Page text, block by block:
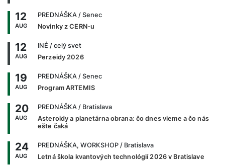
12
AUG
PREDNÁŠKA / Senec
Novinky z CERN-u
12
AUG
INÉ / celý svet
Perzeidy 2026
19
AUG
PREDNÁŠKA / Senec
Program ARTEMIS
20
AUG
PREDNÁŠKA / Bratislava
Asteroidy a planetárna obrana: čo dnes vieme a čo nás
ešte čaká
24
AUG
PREDNÁŠKA, WORKSHOP / Bratislava
Letná škola kvantových technológií 2026 v Bratislave